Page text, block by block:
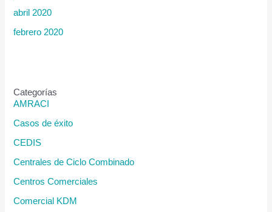
abril 2020
febrero 2020
Categorías
AMRACI
Casos de éxito
CEDIS
Centrales de Ciclo Combinado
Centros Comerciales
Comercial KDM